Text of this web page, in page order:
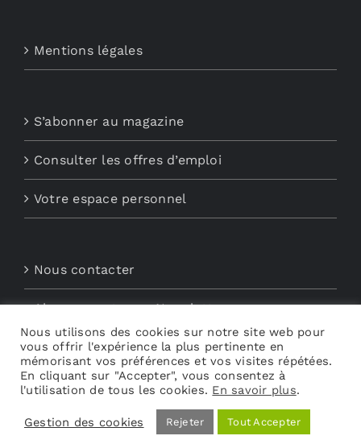
Mentions légales
S’abonner au magazine
Consulter les offres d’emploi
Votre espace personnel
Nous contacter
Abonnements aux Newsletters
Découvrez My Audio
Nous utilisons des cookies sur notre site web pour
vous offrir l'expérience la plus pertinente en
mémorisant vos préférences et vos visites répétées.
En cliquant sur "Accepter", vous consentez à
l'utilisation de tous les cookies. En savoir plus.
Gestion des cookies Rejeter Tout Accepter